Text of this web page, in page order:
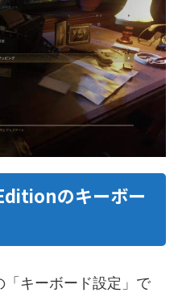
のキーボー
キーボード設定」で